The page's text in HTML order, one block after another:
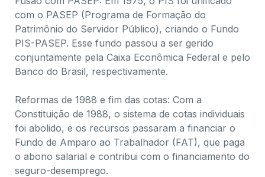
com o PASEP (Programa de Formação do
Patrimônio do Servidor Público), criando o Fundo
PIS-PASEP. Esse fundo passou a ser gerido
conjuntamente pela Caixa Econômica Federal e pelo
Banco do Brasil, respectivamente.
Reformas de 1988 e fim das cotas: Com a
Constituição de 1988, o sistema de cotas individuais
foi abolido, e os recursos passaram a financiar o
Fundo de Amparo ao Trabalhador (FAT), que paga
o abono salarial e contribui com o financiamento do
seguro-desemprego.